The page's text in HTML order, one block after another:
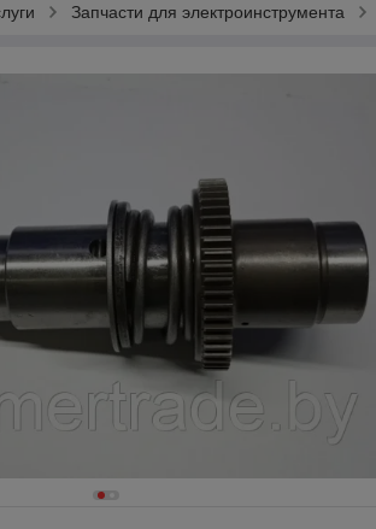
Запчасти для электроинструмента